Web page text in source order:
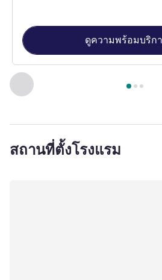
ก่อนหน้า - ห้องพัก
หน้า1 , ห้องพัก 1 :
ดูความพร้อมบริก
สถานที่ตั้งโรงแรม